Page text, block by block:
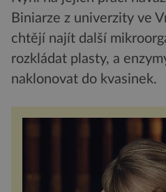
Biniarze z univerzity ve
chtějí najít další
rozkládat plasty, a
naklonovat do kvasinek.